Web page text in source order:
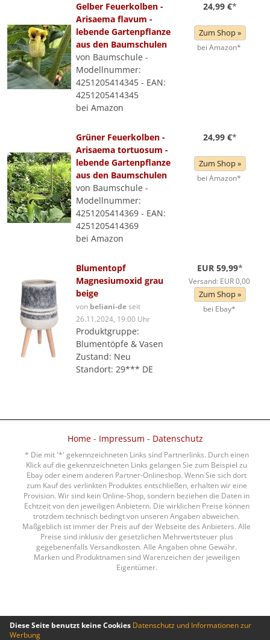
Gelber Feuerkolben -
Arisaema flavum -
lebende Gartenpflanze
aus den Baumschulen
von Baumschule -
Modellnummer:
4251205414345 - EAN:
4251205414345
bei Amazon
24,99 €*
Zum Shop »
bei Amazon*
Grüner Feuerkolben -
Arisaema tortuosum -
lebende Gartenpflanze
aus den Baumschulen
von Baumschule -
Modellnummer:
4251205414369 - EAN:
4251205414369
bei Amazon
24,99 €*
Zum Shop »
bei Amazon*
Blumentopf
Magnesiumoxid grau
beige
von beliani-deseit
26.11.2024, 19:00 Uhr
Produktgruppe:
Blumentöpfe & Vasen
Zustand: Neu
Standort: 29*** DE
EUR 59,99*
Versand: EUR 0,00
Zum Shop »
bei Ebay*
Home- Impressum - Datenschutz
* Die mit '*' gekennzeichneten Links sind Partnerlinks. Durch einen
Klick auf die gekennzeichneten Links gelangen Sie zum Beispiel zu
Ebay oder einem anderen Partner-Onlineshop. Wenn Sie sich dort
zum Kauf des verlinkten Produktes entschließen, erhalten wir eine
Provision. Wir sind kein Online-Shop, sondern beziehen die Daten in
Echtzeit von den jeweiligen Anbietern. Die wirklichen Preise können
trotzdem technisch bedingt von unseren Angaben abweichen.
Maßgeblich ist immer der Preis auf der Webseite des Anbieters. Alle
Preise sind inklusiv der gesetzlichen Mehrwertsteuer plus
gegebenenfalls Versandkosten. Alle Angaben ohne Gewähr.
Marken und Produktnamen sind Warenzeichen der jeweiligen
Eigentümer.
Diese Seite benutzt keine Cookies Datenschutz und Informationen zur
Werbung